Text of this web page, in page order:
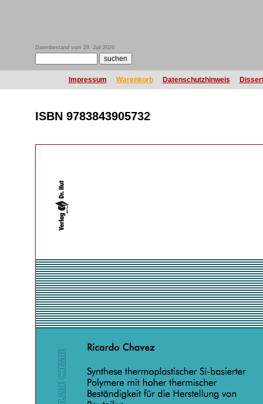
Datenbestand vom 29. Juli 2026
Impressum Warenkorb Datenschutzhinweis
ISBN 9783843905732